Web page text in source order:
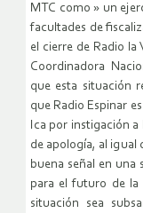
MTC como » un
facultades de
el cierre de Radio la
Coordinadora
que esta situación
que Radio Espinar
Ica por instigación
de apología, al igual
buena señal en una
para el futuro de la
situación sea